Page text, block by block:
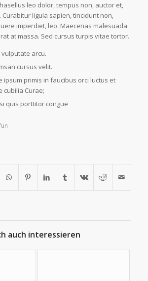
leo dolor, tempus non, auctor et,
ligula sapien, tincidunt non,
imperdiet, leo. Maecenas malesuada.
at massa. Sed cursus turpis vitae tortor.
arcu.
cursus velit.
ipsum primis in faucibus orci luctus et
cubilia Curae;
quis porttitor congue
auch interessieren